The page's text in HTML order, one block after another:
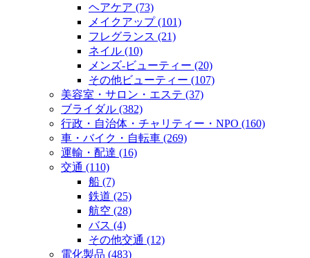
ヘアケア (73)
メイクアップ (101)
フレグランス (21)
ネイル (10)
メンズ‐ビューティー (20)
その他ビューティー (107)
美容室・サロン・エステ (37)
ブライダル (382)
行政・自治体・チャリティー・NPO (160)
車・バイク・自転車 (269)
運輸・配達 (16)
交通 (110)
船 (7)
鉄道 (25)
航空 (28)
バス (4)
その他交通 (12)
電化製品 (483)